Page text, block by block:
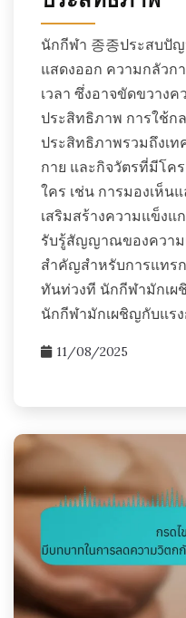
นักกีฬา 종종ประสบปั
แสดงออก ความกลัวก
เวลา ซึ่งอาจขัดขวาง
ประสิทธิภาพ การใช้ก
ประสิทธิภาพรวมถึงเ
กาย และกิจวัตรที่มีโค
ใคร เช่น การมองเห็น
เสริมสร้างความแข็งแ
รับรู้สัญญาณของความ
สำคัญสำหรับการแทร
ทันท่วงที นักกีฬามักเผ
นักกีฬามักเผชิญกับแร
11/08/2025